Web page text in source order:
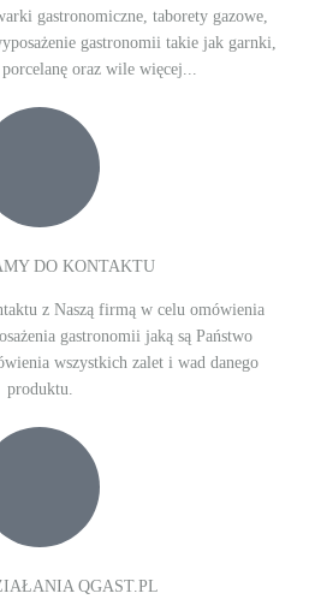
gastronomiczne, taborety gazowe,
gastronomii takie jak garnki,
oraz wile więcej...
DO KONTAKTU
z Naszą firmą w celu omówienia
gastronomii jaką są Państwo
wszystkich zalet i wad danego
produktu.
QGAST.PL